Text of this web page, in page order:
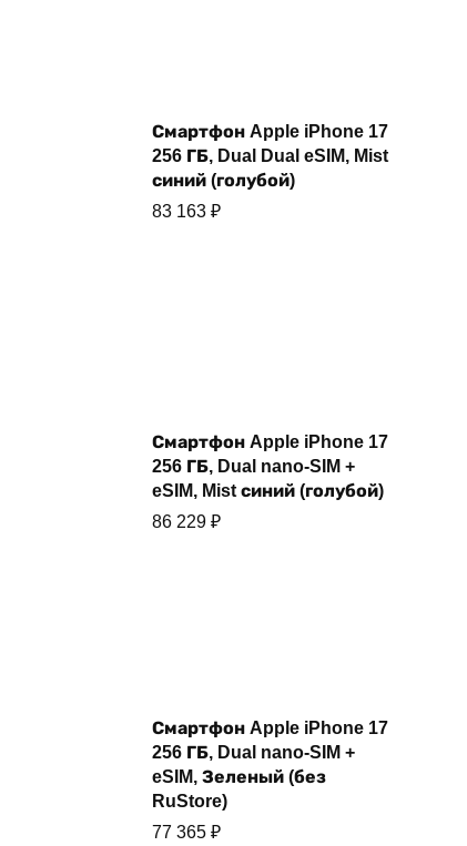
Купить
Смартфон Apple iPhone 17
256 ГБ, Dual Dual eSIM, Mist
синий (голубой)
83 163 ₽
Купить
Смартфон Apple iPhone 17
256 ГБ, Dual nano-SIM +
eSIM, Mist синий (голубой)
86 229 ₽
Купить
Смартфон Apple iPhone 17
256 ГБ, Dual nano-SIM +
eSIM, Зеленый (без
RuStore)
77 365 ₽